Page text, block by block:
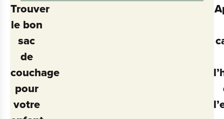
Trouver
le bon
sac
de
couchage
pour
votre